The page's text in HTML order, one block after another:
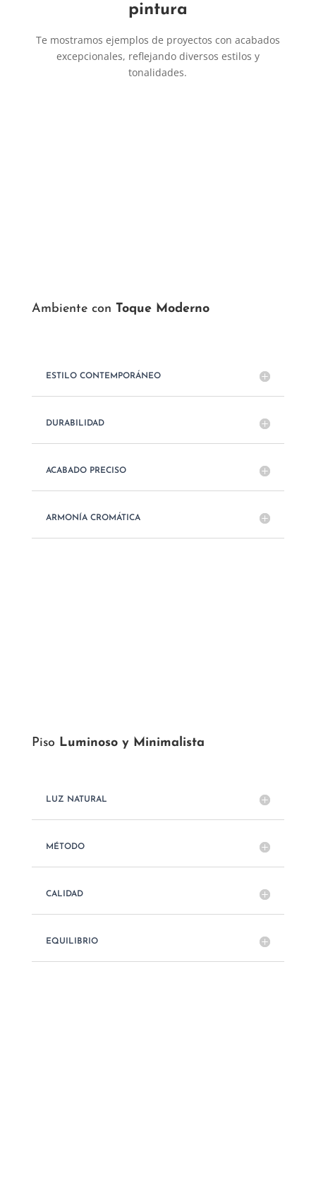
pintura
Te mostramos ejemplos de proyectos con acabados
excepcionales, reflejando diversos estilos y
tonalidades.
Ambiente con Toque Moderno
ESTILO CONTEMPORÁNEO
DURABILIDAD
ACABADO PRECISO
ARMONÍA CROMÁTICA
Piso Luminoso y Minimalista
LUZ NATURAL
MÉTODO
CALIDAD
EQUILIBRIO